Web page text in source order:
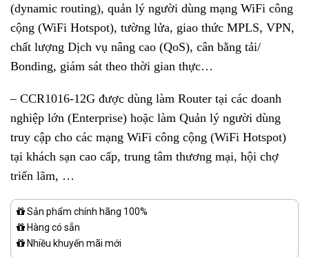
(dynamic routing), quản lý người dùng mạng WiFi công
cộng (WiFi Hotspot), tường lửa, giao thức MPLS, VPN,
chất lượng Dịch vụ nâng cao (QoS), cân bằng tải/
Bonding, giám sát theo thời gian thực…
– CCR1016-12G được dùng làm Router tại các doanh
nghiệp lớn (Enterprise) hoặc làm Quản lý người dùng
truy cập cho các mạng WiFi công cộng (WiFi Hotspot)
tại khách sạn cao cấp, trung tâm thương mại, hội chợ
triển lãm, …
Sản phẩm chính hãng 100%
Hàng có sẵn
Nhiều khuyến mãi mới